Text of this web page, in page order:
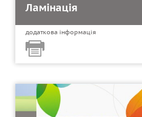
Ламінація
додаткова інформація